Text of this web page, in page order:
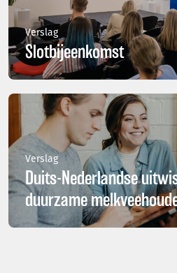
Verslag
Slotbijeenkomst
Verslag
Duits-Nederlandse
duurzame